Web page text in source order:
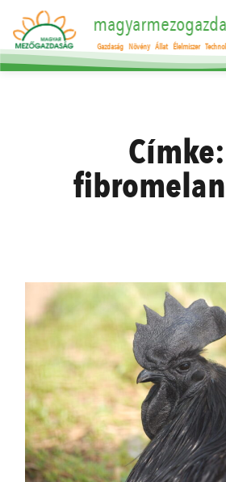
Gazdaság Növény Állat Élelmiszer
Címke: